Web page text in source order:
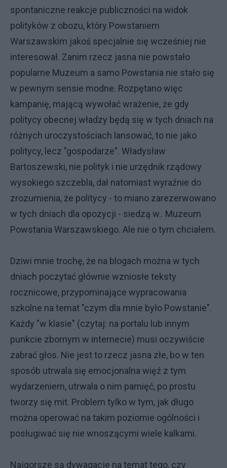
spontaniczne reakcje publiczności na widok
polityków z obozu, który Powstaniem
Warszawskim jakoś specjalnie się wcześniej nie
interesował. Zanim rzecz jasna nie powstało
popularne Muzeum a samo Powstania nie stało się
w pewnym sensie modne. Rozpętano więc
kampanię, mającą wywołać wrażenie, że gdy
politycy obecnej władzy będą się w tych dniach na
różnych uroczystościach lansować, to nie jako
politycy, lecz "gospodarze". Władysław
Bartoszewski, nie polityk i nie urzędnik rządowy
wysokiego szczebla, dał natomiast wyraźnie do
zrozumienia, że politycy - to miano zarezerwowano
w tych dniach dla opozycji - siedzą w.. Muzeum
Powstania Warszawskiego. Ale nie o tym chciałem.
Dziwi mnie trochę, że na blogach można w tych
dniach poczytać głównie wzniosłe teksty
rocznicowe, przypominające wypracowania
szkolne na temat "czym dla mnie było Powstanie".
Każdy "w klasie" (czytaj: na portalu lub innym
punkcie zbornym w internecie) musi oczywiście
zabrać głos. Nie jest to rzecz jasna złe, bo w ten
sposób utrwala się emocjonalna więź z tym
wydarzeniem, utrwala o nim pamięć, po prostu
tworzy się mit. Problem tylko w tym, jak długo
można operować na takim poziomie ogólności i
posługiwać się nie wnoszącymi wiele kalkami.
Najgorsze są dywagacje na temat tego, czy